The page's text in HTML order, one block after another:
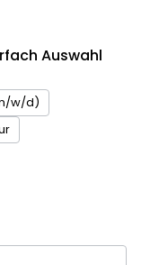
Auswahl
w/d)